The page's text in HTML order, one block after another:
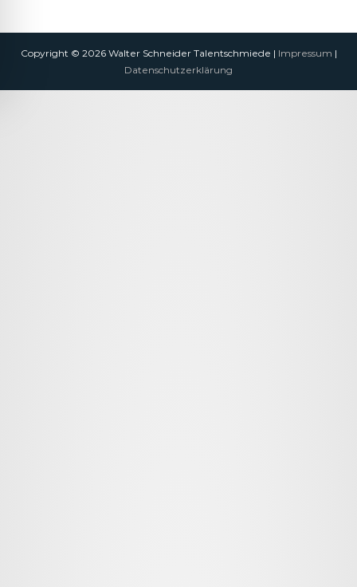
Copyright © 2026 Walter Schneider Talentschmiede | Impressum |
Datenschutzerklärung